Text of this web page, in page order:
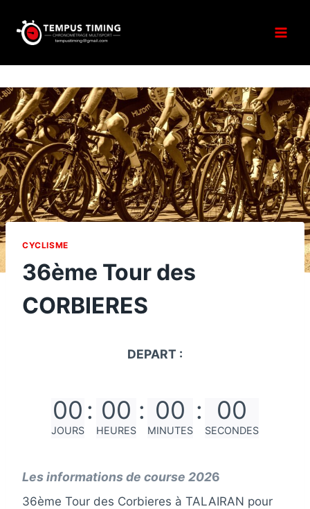
contenu
CYCLISME
36ème Tour des
CORBIERES
DEPART :
00
JOURS
: 00
HEURES
: 00
MINUTES
: 00
SECONDES
Les informations de course 2026
36ème Tour des Corbieres à TALAIRAN pour